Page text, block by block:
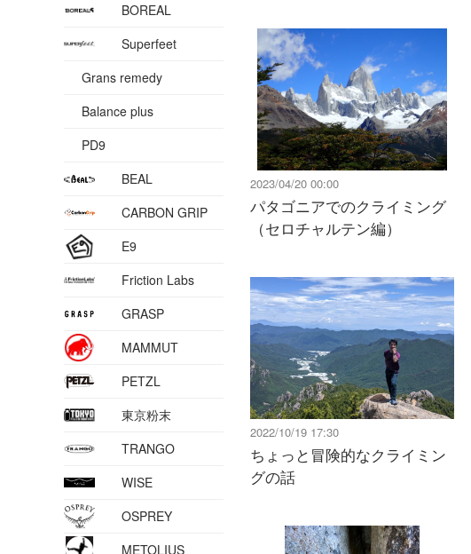
BOREAL
Superfeet
Grans remedy
Balance plus
PD9
BEAL
CARBON GRIP
E9
Friction Labs
GRASP
MAMMUT
PETZL
東京粉末
TRANGO
WISE
OSPREY
METOLIUS
2023/04/20 00:00
パタゴニアでのクライミング
（セロチャルテン編）
2022/10/19 17:30
ちょっと冒険的なクライミン
グの話